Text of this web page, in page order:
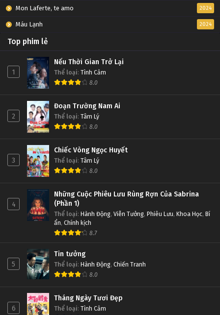
Mon Laferte, te amo 2024
Máu Lạnh 2024
Top phim lẻ
1
Nếu Thời Gian Trở Lại
Thể loại: Tình Cảm
8.0
2
Đoạn Trường Nam Ai
Thể loại: Tâm Lý
8.0
3
Chiếc Vòng Ngọc Huyết
Thể loại: Tâm Lý
8.0
4
Những Cuộc Phiêu Lưu Rùng Rợn Của Sabrina
(Phần 1)
Thể loại: Hành Động, Viễn Tưởng, Phiêu Lưu, Khoa Học, Bí
ẩn, Chính kịch
8.7
5
Tin tưởng
Thể loại: Hành Động, Chiến Tranh
8.0
6
Tháng Ngày Tươi Đẹp
Thể loại: Tình Cảm